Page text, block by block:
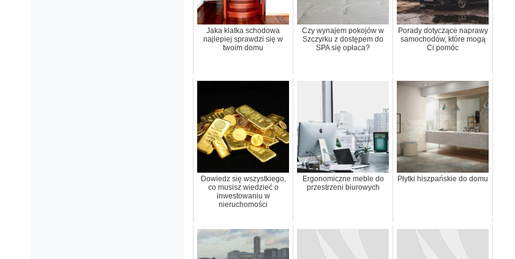
Jaka klatka schodowa
najlepiej sprawdzi się w
twoim domu
Czy wynajem pokojów w
Szczyrku z dostępem do
SPA się opłaca?
Porady dotyczące naprawy
samochodów, które mogą
Ci pomóc
Dowiedz się wszystkiego,
co musisz wiedzieć o
inwestowaniu w
nieruchomości
Ergonomiczne meble do
przestrzeni biurowych
Płytki hiszpańskie do domu